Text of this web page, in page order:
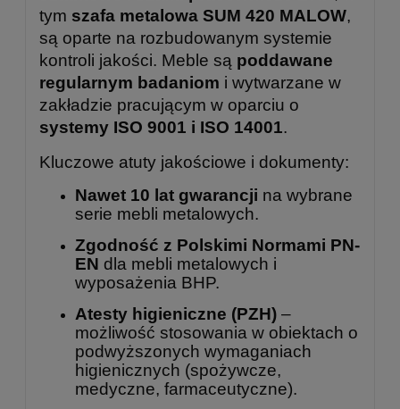
tym szafa metalowa SUM 420 MALOW,
są oparte na rozbudowanym systemie
kontroli jakości. Meble są poddawane
regularnym badaniom i wytwarzane w
zakładzie pracującym w oparciu o
systemy ISO 9001 i ISO 14001.
Kluczowe atuty jakościowe i dokumenty:
Nawet 10 lat gwarancji na wybrane
serie mebli metalowych.
Zgodność z Polskimi Normami PN-
EN dla mebli metalowych i
wyposażenia BHP.
Atesty higieniczne (PZH) –
możliwość stosowania w obiektach o
podwyższonych wymaganiach
higienicznych (spożywcze,
medyczne, farmaceutyczne).